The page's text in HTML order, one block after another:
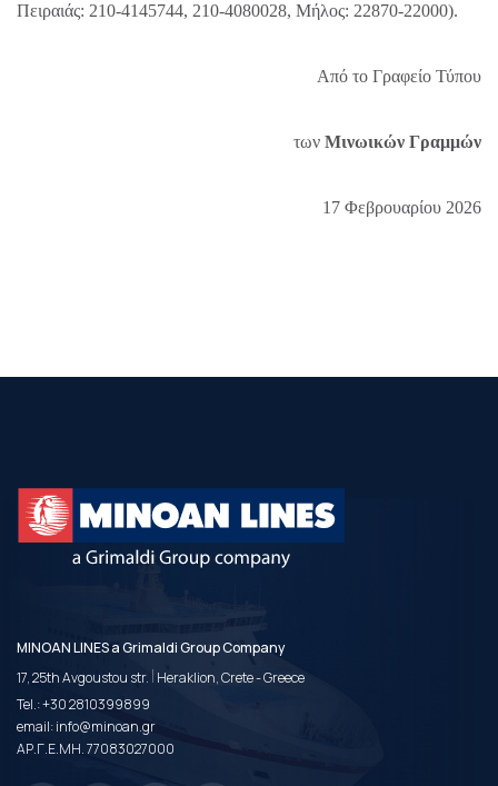
Πειραιάς: 210-4145744, 210-4080028, Μήλος: 22870-22000).
Από το Γραφείο Τύπου
των Μινωικών Γραμμών
17 Φεβρουαρίου 2026
MINOAN LINES a Grimaldi Group Company
17, 25th Avgoustou str. | Heraklion, Crete - Greece
Tel.:+30 2810399899
email:info@minoan.gr
ΑΡ.Γ.Ε.ΜΗ. 77083027000